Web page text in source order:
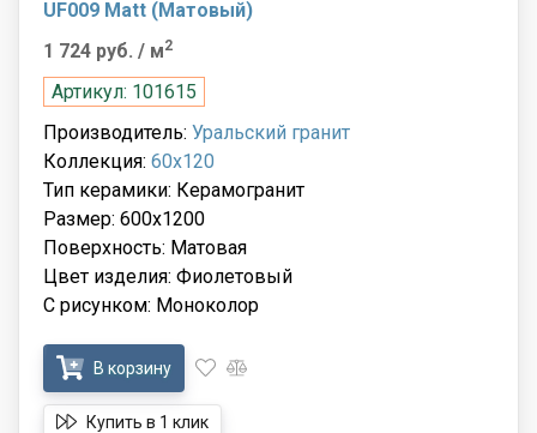
UF009 Matt (Матовый)
1 724 руб. / м2
Артикул: 101615
Производитель: Уральский гранит
Коллекция: 60x120
Тип керамики: Керамогранит
Размер: 600x1200
Поверхность: Матовая
Цвет изделия: Фиолетовый
С рисунком: Моноколор
В корзину
Купить в 1 клик